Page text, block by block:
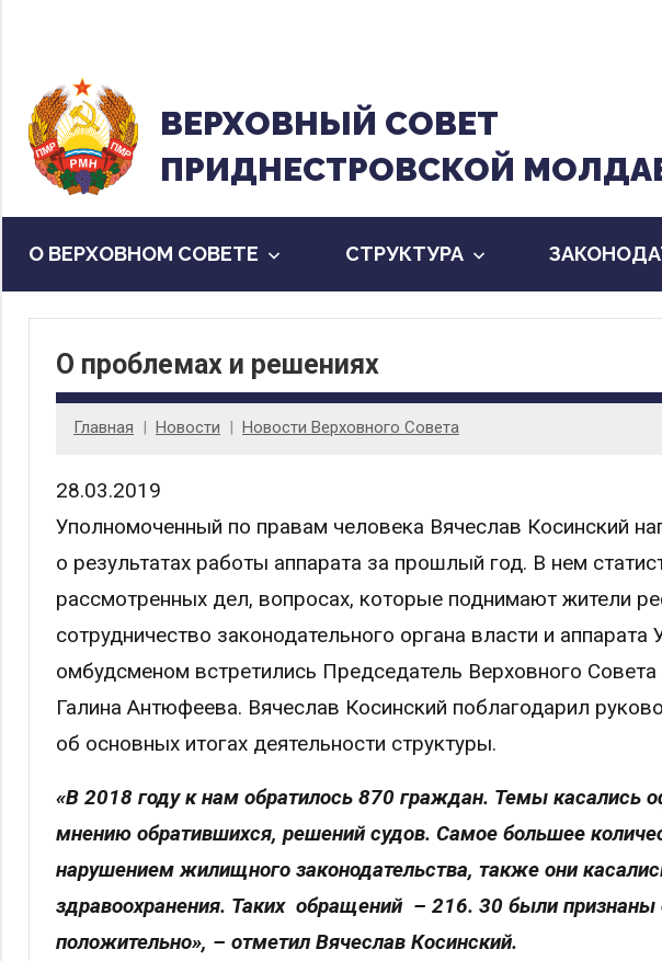
содержанию
ВЕРХОВНЫЙ CОВЕТ
ПРИДНЕСТРОВСКОЙ
О ВЕРХОВНОМ СОВЕТЕ CТРУКТУРА
О проблемах и решениях
Главная Новости Новости Верховного Совета
28.03.2019
Уполномоченный по правам человека Вячеслав Косинский
о результатах работы аппарата за прошлый год. В нем
рассмотренных дел, вопросах, которые поднимают жители
сотрудничество законодательного органа власти и
омбудсменом встретились Председатель Верховного
Галина Антюфеева. Вячеслав Косинский поблагодарил
об основных итогах деятельности структуры.
«В 2018 году к нам обратилось 870 граждан. Темы касались
мнению обратившихся, решений судов. Самое большее
нарушением жилищного законодательства, также они
здравоохранения. Таких обращений – 216. 30 были
положительно», – отметил Вячеслав Косинский.